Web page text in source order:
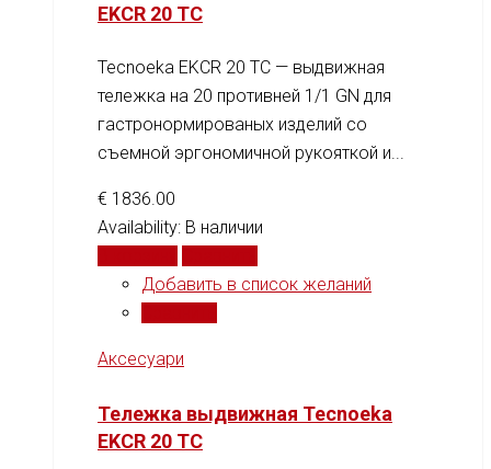
EKCR 20 TC
Tecnoeka EKCR 20 TC — выдвижная
тележка на 20 противней 1/1 GN для
гастронормированых изделий со
съемной эргономичной рукояткой и...
€ 1836.00
Availability: В наличии
Добавить в список желаний
Аксесуари
Тележка выдвижная Tecnoeka
EKCR 20 TC